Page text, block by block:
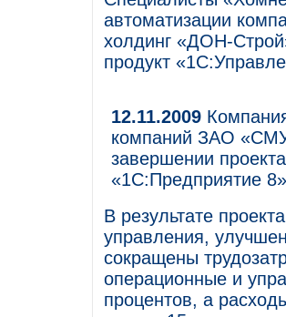
автоматизации
холдинг «ДОН-
продукт
12.11.2009
компаний ЗАО
завершении
«1С:Предприятие 8»
В результате
управления,
сокращены
операционные и
процентов, а